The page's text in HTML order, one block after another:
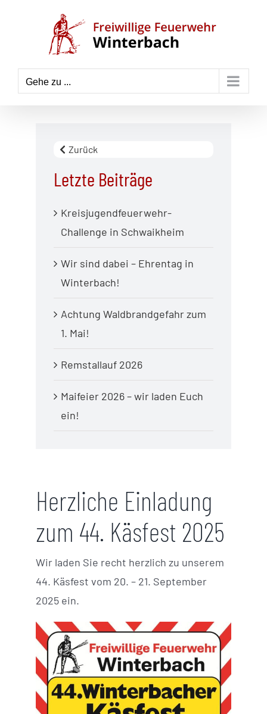
Gehe zu ...
Herzliche Einladung
zum 44. Käsfest 2025
Wir laden Sie recht herzlich zu unserem
44. Käsfest vom 20. – 21. September
2025 ein.
Zurück
Letzte Beiträge
Kreisjugendfeuerwehr-
Challenge in Schwaikheim
Wir sind dabei – Ehrentag in
Winterbach!
Achtung Waldbrandgefahr zum
1. Mai!
Remstallauf 2026
Maifeier 2026 – wir laden Euch
ein!